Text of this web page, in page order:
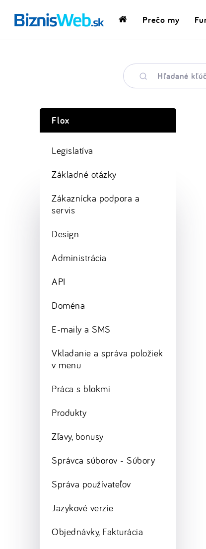
DomovskáPrečo my
Hľadané
kľúčové
slovo
Flox
Legislatíva
Základné otázky
Zákaznícka podpora a
servis
Design
Administrácia
API
Doména
E-maily a SMS
Vkladanie a správa položiek
v menu
Práca s blokmi
Produkty
Zľavy, bonusy
Správca súborov - Súbory
Správa používateľov
Jazykové verzie
Objednávky, Fakturácia